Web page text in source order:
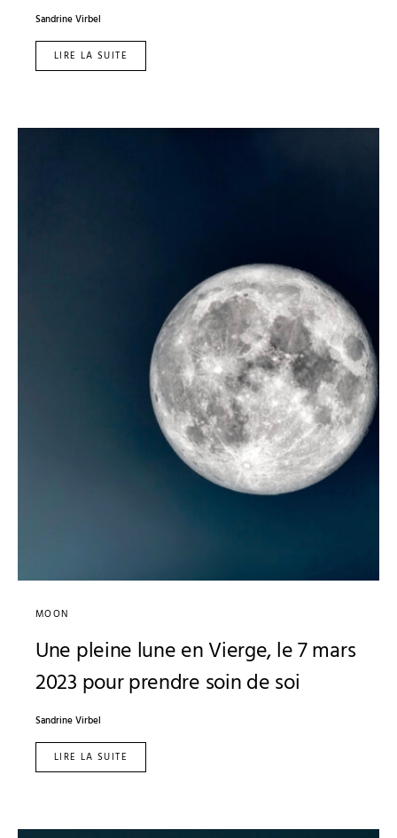
Sandrine Virbel
LIRE LA SUITE
MOON
Une pleine lune en Vierge, le 7 mars
2023 pour prendre soin de soi
Sandrine Virbel
LIRE LA SUITE